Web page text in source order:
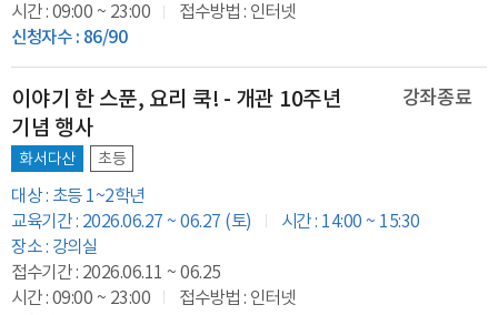
시간 : 09:00 ~ 23:00
접수방법 : 인터넷
신청자수 : 86/90
이야기 한 스푼, 요리 쿡! - 개관 10주년
기념 행사
화서다산 초등
대상 : 초등 1~2학년
교육기간 : 2026.06.27 ~ 06.27 (토)
시간 : 14:00 ~ 15:30
장소 : 강의실
접수기간 : 2026.06.11 ~ 06.25
시간 : 09:00 ~ 23:00
접수방법 : 인터넷
강좌종료